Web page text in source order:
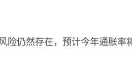
仍然存在，预计今年通胀率